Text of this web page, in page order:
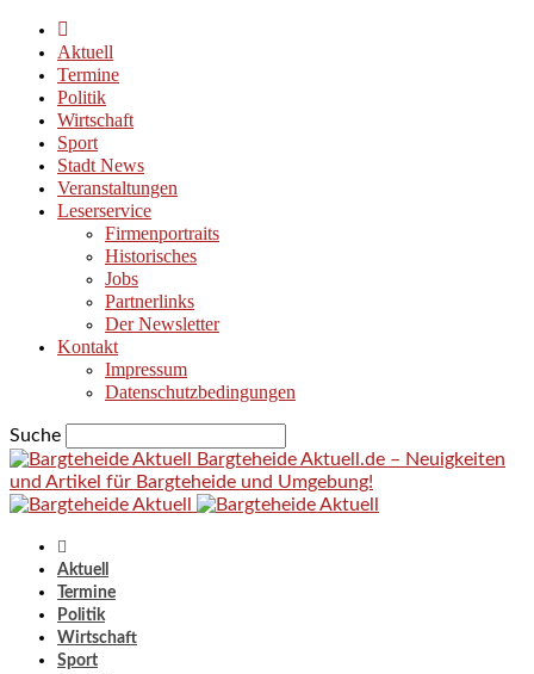
Aktuell
Termine
Politik
Wirtschaft
Sport
Stadt News
Veranstaltungen
Leserservice
Firmenportraits
Historisches
Jobs
Partnerlinks
Der Newsletter
Kontakt
Impressum
Datenschutzbedingungen
Suche
Bargteheide Aktuell.de – Neuigkeiten
und Artikel für Bargteheide und Umgebung!
Aktuell
Termine
Politik
Wirtschaft
Sport